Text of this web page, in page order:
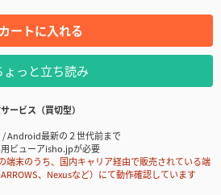
カートに入れる
ょっと立ち読み
ービス（買切型）
/ Android最新の２世代前まで
ビューアisho.jpが必要
末のうち、国内キャリア経由で販売されている端
、Nexusなど）にて動作確認しています